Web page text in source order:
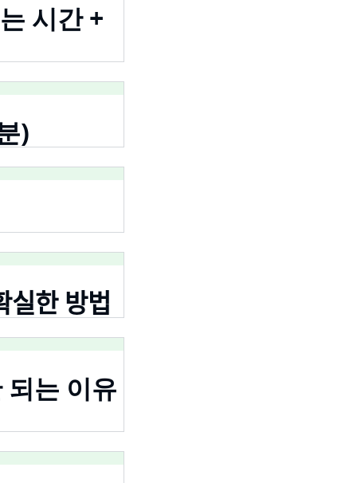
시간 +
)
방법
되는 이유